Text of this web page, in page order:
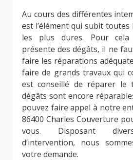
Au cours des différentes
est l’élément qui subit toutes
les plus dures. Pour
présente des dégâts, il ne
faire les réparations
faire de grands travaux qui
est conseillé de réparer le
dégâts sont encore
pouvez faire appel à notre
86400 Charles Couverture
vous. Disposant
d’intervention, nous
votre demande.